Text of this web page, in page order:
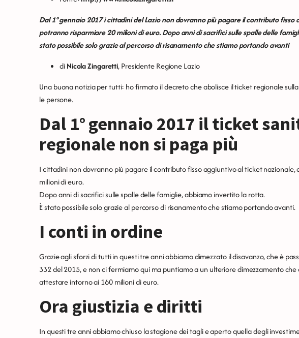
Dal 1° gennaio 2017 i cittadini del Lazio non dovranno più pagare il contributo fisso
potranno risparmiare 20 milioni di euro. Dopo anni di sacrifici sulle spalle delle
stato possibile solo grazie al percorso di risanamento che stiamo portando avanti
diNicola Zingaretti, Presidente Regione Lazio
Una buona notizia per tutti: ho firmato il decreto che abolisce il ticket regionale
le persone.
Dal 1° gennaio 2017 il ticket
regionale non si paga più
I cittadini non dovranno più pagare il contributo fisso aggiuntivo al ticket
milioni di euro.
Dopo anni di sacrifici sulle spalle delle famiglie, abbiamo invertito la rotta.
È stato possibile solo grazie al percorso di risanamento che stiamo portando avanti.
I conti in ordine
Grazie agli sforzi di tutti in questi tre anni abbiamo dimezzato il disavanzo, che è
332 del 2015, e non ci fermiamo qui ma puntiamo a un ulteriore dimezzamento
attestare intorno ai 160 milioni di euro.
Ora giustizia e diritti
In questi tre anni abbiamo chiuso la stagione dei tagli e aperto quella degli